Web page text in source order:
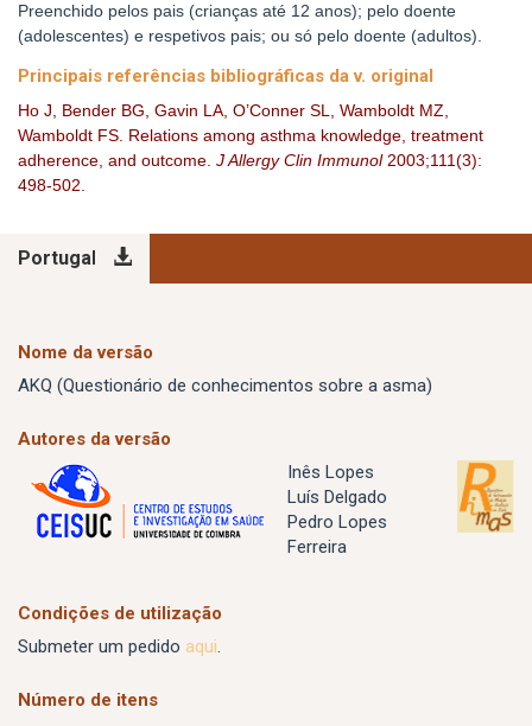
Preenchido pelos pais (crianças até 12 anos); pelo doente
(adolescentes) e respetivos pais; ou só pelo doente (adultos).
Principais referências bibliográficas da v. original
Ho J, Bender BG, Gavin LA, O’Conner SL, Wamboldt MZ,
Wamboldt FS. Relations among asthma knowledge, treatment
adherence, and outcome. J Allergy Clin Immunol2003;111(3):
498-502.
Portugal
Nome da versão
AKQ (Questionário de conhecimentos sobre a asma)
Autores da versão
Inês Lopes
Luís Delgado
Pedro Lopes
Ferreira
Condições de utilização
Submeter um pedido aqui.
Número de itens